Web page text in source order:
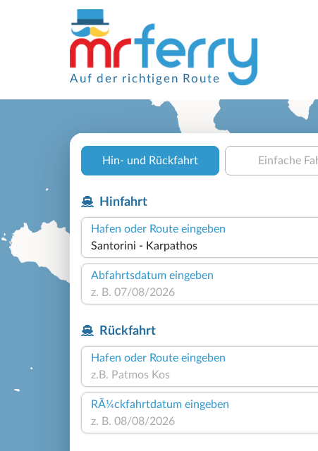
Auf der richtigen Route
Hin- und Rückfahrt Einfache
Hinfahrt
Hafen oder Route eingeben
Abfahrtsdatum eingeben
Rückfahrt
Hafen oder Route eingeben
RÃ¼ckfahrtdatum eingeben